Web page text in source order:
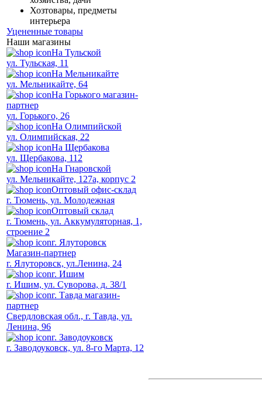
Хозтовары, предметы
интерьера
Уцененные товары
Наши магазины
На Тульской
ул. Тульская, 11
На Мельникайте
ул. Мельникайте, 64
На Горького магазин-
партнер
ул. Горького, 26
На Олимпийской
ул. Олимпийская, 22
На Щербакова
ул. Щербакова, 112
На Гнаровской
ул. Мельникайте, 127а, корпус 2
Оптовый офис-склад
г. Тюмень, ул. Молодежная
Оптовый склад
г. Тюмень, ул. Аккумуляторная, 1,
строение 2
г. Ялуторовск
Магазин-партнер
г. Ялуторовск, ул.Ленина, 24
г. Ишим
г. Ишим, ул. Суворова, д. 38/1
г. Тавда магазин-
партнер
Свердловская обл., г. Тавда, ул.
Ленина, 96
г. Заводоуковск
г. Заводоуковск, ул. 8-го Марта, 12